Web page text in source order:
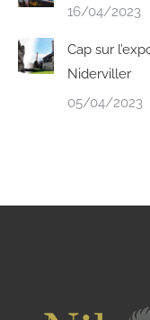
16/04/2023
Cap sur
Niderviller
05/04/2023